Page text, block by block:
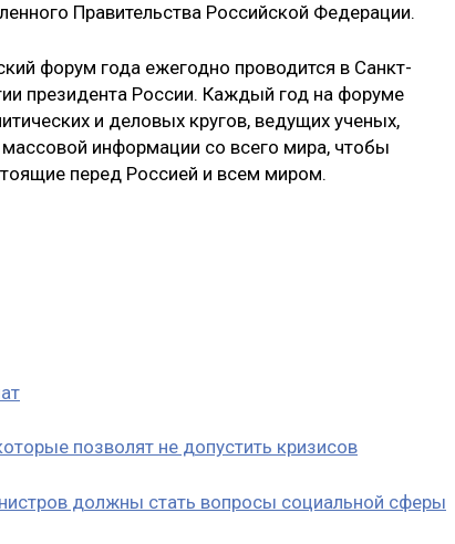
Правительства Российской Федерации.
форум года ежегодно проводится в Санкт-
президента России. Каждый год на форуме
и деловых кругов, ведущих ученых,
информации со всего мира, чтобы
перед Россией и всем миром.
позволят не допустить кризисов
должны стать вопросы социальной сферы